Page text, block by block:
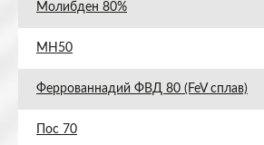
Молибден 80%
МН50
Феррованнадий ФВД 80 (FeV сплав)
Пос 70